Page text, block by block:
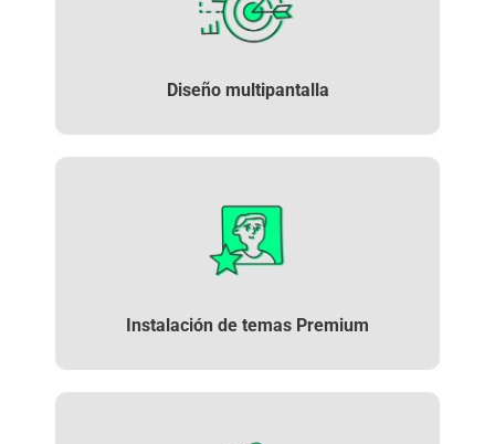
Diseño multipantalla
Instalación de temas Premium